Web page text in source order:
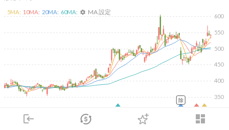
login dashboard
市場 登入
350
400
450
500
550
600
5MA: 10MA: 20MA: 60MA: settings MA 設定
除